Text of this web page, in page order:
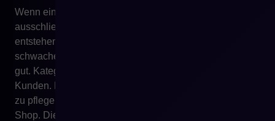
Wenn ein Unternehmen versucht, E-Commerce
ausschließlich auf Produktdaten aus ERP aufzubauen,
entstehen sehr schnell Probleme. Produkte haben zu
schwache Beschreibungen. Filter funktionieren nicht
gut. Kategorien entsprechen nicht der Suchweise der
Kunden. Dokumente fehlen. Übersetzungen sind schwer
zu pflegen. Marketplace erfordert andere Attribute als der
Shop. Die Marketingabteilung kann Kommunikation